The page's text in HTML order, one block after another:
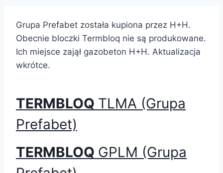
Grupa Prefabet została kupiona przez H+H.
Obecnie bloczki Termbloq nie są produkowane.
Ich miejsce zajął gazobeton H+H. Aktualizacja
wkrótce.
TERMBLOQ TLMA (Grupa
Prefabet)
TERMBLOQ GPLM (Grupa